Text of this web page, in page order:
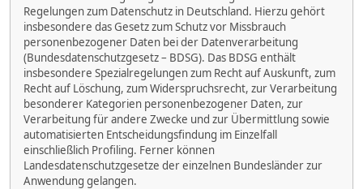
Regelungen zum Datenschutz in Deutschland. Hierzu gehört
insbesondere das Gesetz zum Schutz vor Missbrauch
personenbezogener Daten bei der Datenverarbeitung
(Bundesdatenschutzgesetz – BDSG). Das BDSG enthält
insbesondere Spezialregelungen zum Recht auf Auskunft, zum
Recht auf Löschung, zum Widerspruchsrecht, zur Verarbeitung
besonderer Kategorien personenbezogener Daten, zur
Verarbeitung für andere Zwecke und zur Übermittlung sowie
automatisierten Entscheidungsfindung im Einzelfall
einschließlich Profiling. Ferner können
Landesdatenschutzgesetze der einzelnen Bundesländer zur
Anwendung gelangen.